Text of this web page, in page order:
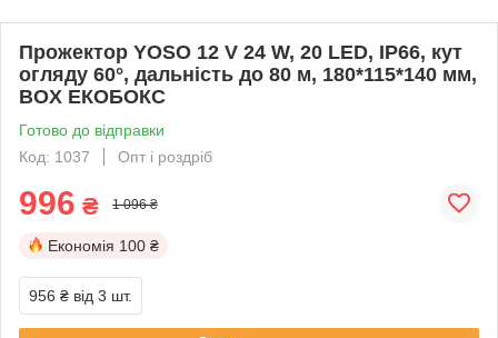
Прожектор YOSO 12 V 24 W, 20 LED, IP66, кут
огляду 60°, дальність до 80 м, 180*115*140 мм,
BOX ЕКОБОКС
Готово до відправки
Код: 1037
Опт і роздріб
996 ₴ 1 096 ₴
Економія 100 ₴
956 ₴ від 3 шт.